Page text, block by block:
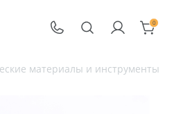
0
материалы и инструменты